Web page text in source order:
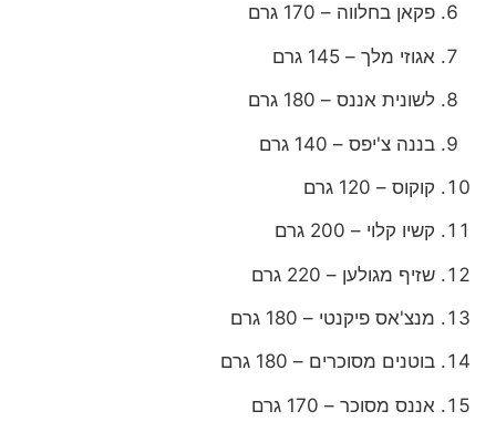
פקאן בחלווה – 170 גרם
אגוזי מלך – 145 גרם
לשונית אננס – 180 גרם
בננה צ'יפס – 140 גרם
קוקוס – 120 גרם
קשיו קלוי – 200 גרם
שזיף מגולען – 220 גרם
מנצ'אס פיקנטי – 180 גרם
בוטנים מסוכרים – 180 גרם
אננס מסוכר – 170 גרם